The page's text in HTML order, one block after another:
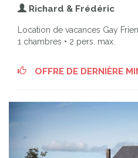
Richard & Frédéric
Location de vacances Gay
1 chambres • 2 pers. max.
OFFRE DE DERNIÈRE